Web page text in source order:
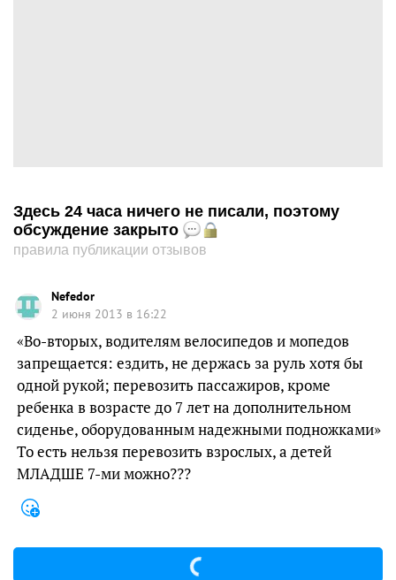
Здесь 24 часа ничего не писали, поэтому
обсуждение закрыто
правила публикации отзывов
Nefedor
2 июня 2013 в 16:22
«Во-вторых, водителям велосипедов и мопедов
запрещается: ездить, не держась за руль хотя бы
одной рукой; перевозить пассажиров, кроме
ребенка в возрасте до 7 лет на дополнительном
сиденье, оборудованным надежными подножками»
То есть нельзя перевозить взрослых, а детей
МЛАДШЕ 7-ми можно???